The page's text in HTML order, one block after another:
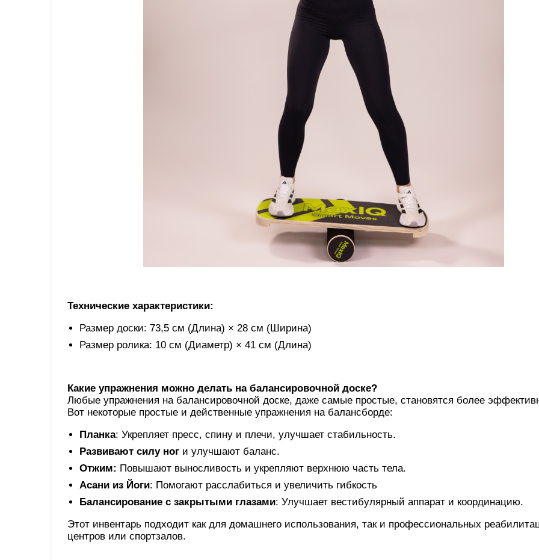
Технические характеристики:
Размер доски: 73,5 см (Длина) × 28 см (Ширина)
Размер ролика: 10 см (Диаметр) × 41 см (Длина)
Какие упражнения можно делать на балансировочной доске?
Любые упражнения на балансировочной доске, даже самые простые, становятся более
Вот некоторые простые и действенные упражнения на балансборде:
Планка: Укрепляет пресс, спину и плечи, улучшает стабильность.
Развивают силу ног и улучшают баланс.
Отжим: Повышают выносливость и укрепляют верхнюю часть тела.
Асани из Йоги: Помогают расслабиться и увеличить гибкость
Балансирование с закрытыми глазами: Улучшает вестибулярный аппарат и координацию.
Этот инвентарь подходит как для домашнего использования, так и профессиональных
центров или спортзалов.